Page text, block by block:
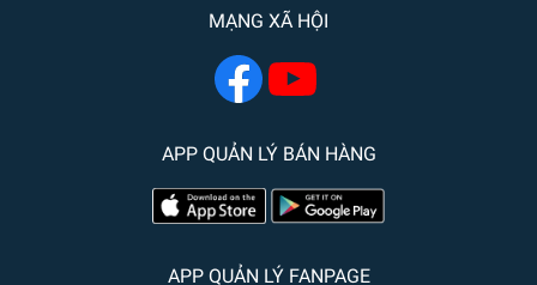
MẠNG XÃ HỘI
APP QUẢN LÝ BÁN HÀNG
APP QUẢN LÝ FANPAGE